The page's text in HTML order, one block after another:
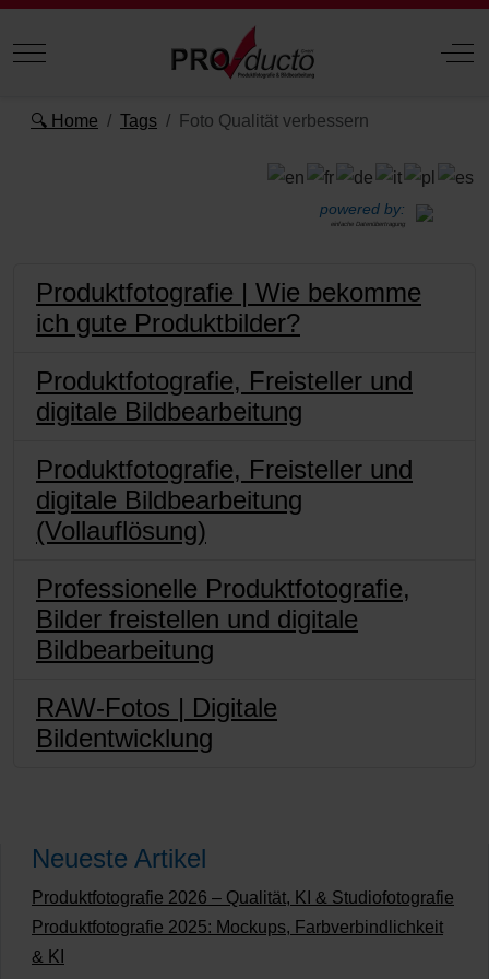
Mobile Menu Toggle Off-
🔍 Home Tags Foto Qualität verbessern
powered by:
einfache Datenübertragung
Produktfotografie | Wie bekomme
ich gute Produktbilder?
Produktfotografie, Freisteller und
digitale Bildbearbeitung
Produktfotografie, Freisteller und
digitale Bildbearbeitung
(Vollauflösung)
Professionelle Produktfotografie,
Bilder freistellen und digitale
Bildbearbeitung
RAW-Fotos | Digitale
Bildentwicklung
Neueste Artikel
Produktfotografie 2026 – Qualität, KI & Studiofotografie
Produktfotografie 2025: Mockups, Farbverbindlichkeit
& KI